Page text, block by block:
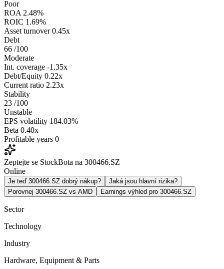
Poor
ROA 2.48%
ROIC 1.69%
Asset turnover 0.45x
Debt
66 /100
Moderate
Int. coverage -1.35x
Debt/Equity 0.22x
Current ratio 2.23x
Stability
23 /100
Unstable
EPS volatility 184.03%
Beta 0.40x
Profitable years 0
Zeptejte se StockBota na 300466.SZ
Online
Je teď 300466.SZ dobrý nákup?
Jaká jsou hlavní rizika?
Porovnej 300466.SZ vs AMD
Earnings výhled pro 300466.SZ
Sector
Technology
Industry
Hardware, Equipment & Parts